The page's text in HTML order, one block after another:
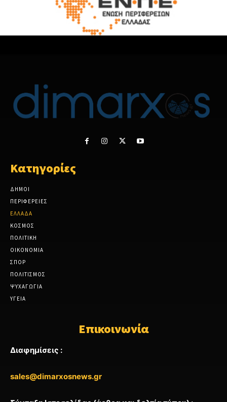
Κατηγορίες
ΔΗΜΟΙ
ΠΕΡΙΦΕΡΕΙΕΣ
ΕΛΛΑΔΑ
ΚΟΣΜΟΣ
ΠΟΛΙΤΙΚΗ
ΟΙΚΟΝΟΜΙΑ
ΣΠΟΡ
ΠΟΛΙΤΙΣΜΟΣ
ΨΥΧΑΓΩΓΙΑ
ΥΓΕΙΑ
Επικοινωνία
Διαφημίσεις :
sales@dimarxosnews.gr